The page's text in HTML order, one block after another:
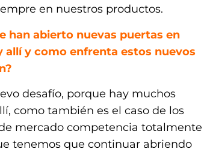
en nuestros productos.
han abierto nuevas puertas en
allí y como enfrenta estos nuevos
desafío, porque hay muchos
como también es el caso de los
mercado competencia totalmente
tenemos que continuar abriendo